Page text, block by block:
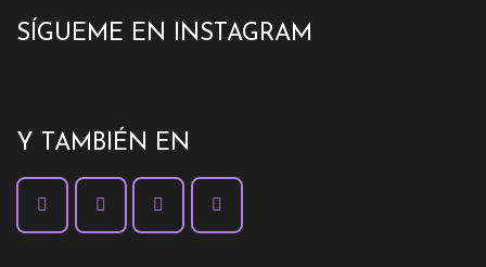
SÍGUEME EN INSTAGRAM
Y TAMBIÉN EN